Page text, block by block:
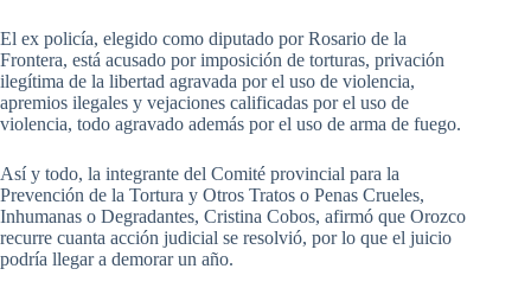
El ex policía, elegido como diputado por Rosario de la
Frontera, está acusado por imposición de torturas, privación
ilegítima de la libertad agravada por el uso de violencia,
apremios ilegales y vejaciones calificadas por el uso de
violencia, todo agravado además por el uso de arma de fuego.
Así y todo, la integrante del Comité provincial para la
Prevención de la Tortura y Otros Tratos o Penas Crueles,
Inhumanas o Degradantes, Cristina Cobos, afirmó que Orozco
recurre cuanta acción judicial se resolvió, por lo que el juicio
podría llegar a demorar un año.